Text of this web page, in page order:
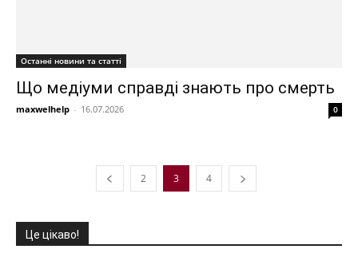
Останні новини та статті
Що медіуми справді знають про смерть
maxwelhelp - 16.07.2026 0
2 3 4
Це цікаво!